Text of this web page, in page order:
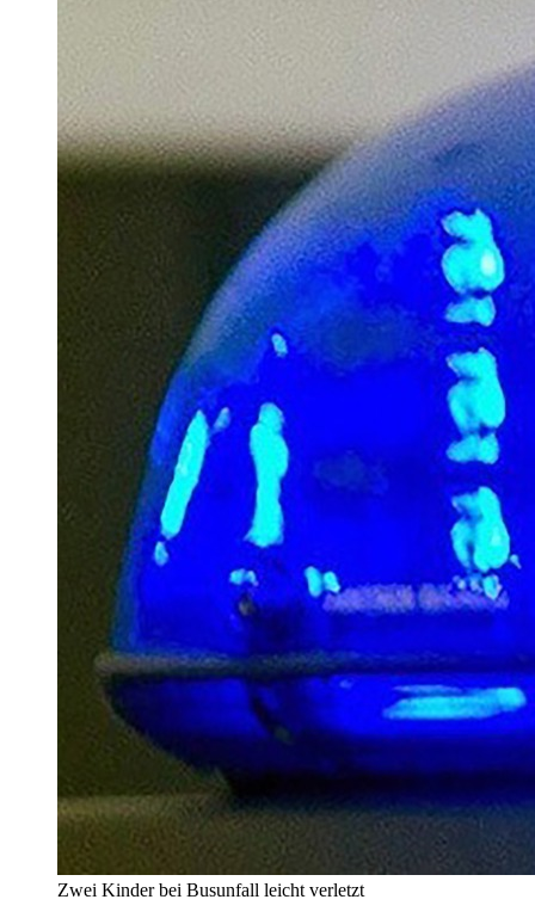
Zwei Kinder bei Busunfall leicht verletzt